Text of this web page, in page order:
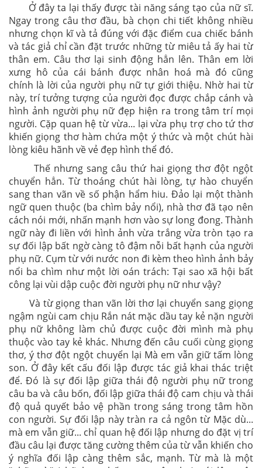
Ở đây ta lại thấy được tài năng sáng tạo của nữ sĩ.
Ngay trong câu thơ đầu, bà chọn chi tiết không nhiều
nhưng chọn kĩ và tả đúng với đặc điểm cua chiếc bánh
và tác giả chỉ cần đặt trước những từ miêu tả ấy hai từ
thân em. Câu thơ lại sinh động hẳn lên. Thân em lời
xưng hô của cái bánh được nhân hoá mà đó cũng
chính là lời của người phụ nữ tự giới thiệu. Nhờ hai từ
này, trí tưởng tượng của người đọc được chắp cánh và
hình ảnh người phụ nữ đẹp hiện ra trong tâm trí mọi
người. Cặp quan hệ từ vừa... lại vừa phụ trợ cho tứ thơ
khiến giọng thơ hàm chứa một ý thức và một chút hài
lòng kiêu hãnh về vẻ đẹp hình thể đó.
Thế nhưng sang câu thứ hai giọng thơ đột ngột
chuyển hẳn. Từ thoáng chút hài lòng, tự hào chuyển
sang than vãn về số phận hẩm hiu. Đảo lại một thành
ngữ quen thuộc (ba chìm bảy nổi), nhà thơ đã tạo nên
cách nói mới, nhấn mạnh hơn vào sự long đong. Thành
ngữ này đi liền với hình ảnh vừa trắng vừa tròn tạo ra
sự đối lập bất ngờ càng tô đậm nỗi bất hạnh của người
phụ nữ. Cụm từ với nước non đi kèm theo hình ảnh bảy
nổi ba chìm như một lời oán trách: Tại sao xã hội bất
công lại vùi dập cuộc đời người phụ nữ như vậy?
Và từ giọng than vãn lời thơ lại chuyển sang giọng
ngậm ngùi cam chịu Rắn nát mặc dầu tay kẻ nặn người
phụ nữ không làm chủ được cuộc đời mình mà phụ
thuộc vào tay kẻ khác. Nhưng đến câu cuối cùng giọng
thơ, ý thơ đột ngột chuyển lại Mà em vẫn giữ tấm lòng
son. Ở đây kết cấu đối lập được tác giả khai thác triệt
để. Đó là sự đối lập giữa thái độ người phụ nữ trong
câu ba và câu bốn, đối lập giữa thái độ cam chịu và thái
độ quả quyết bảo vệ phần trong sáng trong tâm hồn
con người. Sự đối lập này tràn ra cả ngôn từ Mặc dù...
mà em vẫn giữ... chỉ quan hệ đối lập nhưng do đặt vị trí
đầu câu lại được tăng cường thêm của từ vẫn khiến cho
ý nghĩa đối lập càng thêm sắc, mạnh. Từ mà là một